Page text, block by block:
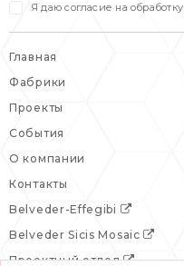
Я даю согласие на обработку
Главная
Фабрики
Проекты
События
О компании
Контакты
Belveder-Effegibi
Belveder Sicis Mosaic
Проектный отдел